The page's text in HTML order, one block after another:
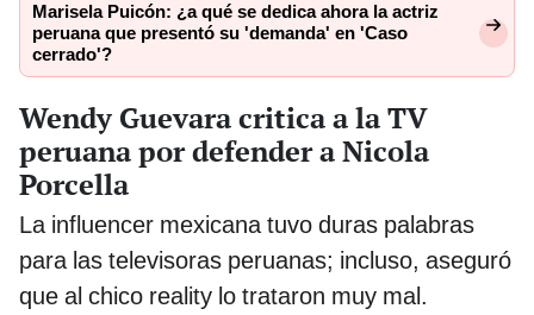
Marisela Puicón: ¿a qué se dedica ahora la actriz
peruana que presentó su 'demanda' en 'Caso
cerrado'?
Wendy Guevara critica a la TV
peruana por defender a Nicola
Porcella
La influencer mexicana tuvo duras palabras
para las televisoras peruanas; incluso, aseguró
que al chico reality lo trataron muy mal.